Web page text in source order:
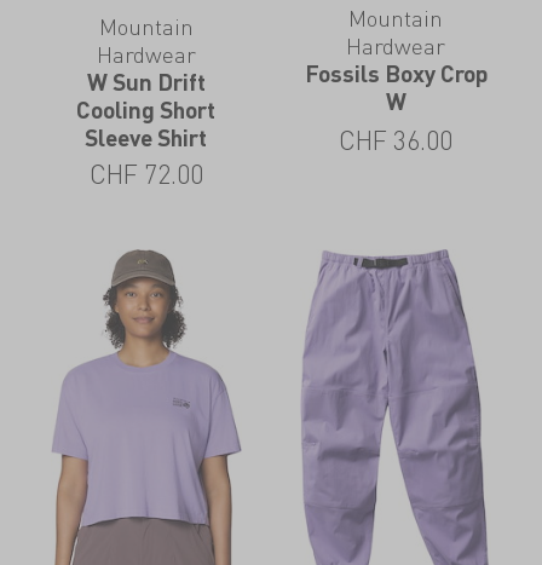
Mountain
Hardwear
W Sun Drift
Cooling Short
Sleeve Shirt
CHF 72.00
Mountain
Hardwear
Fossils Boxy Crop
W
CHF 36.00